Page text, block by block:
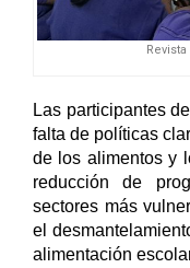
Las participantes
falta de políticas
de los alimentos y
reducción de
sectores más
el
alimentación